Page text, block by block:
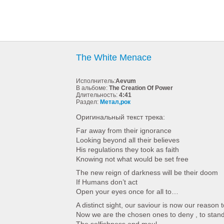
The White Menace
Исполнитель:Aevum
В альбоме: The Creation Of Power
Длительность: 4:41
Раздел: Метал,рок
Оригинальный текст трека:
Far away from their ignorance
Looking beyond all their believes
His regulations they took as faith
Knowing not what would be set free
The new reign of darkness will be their doom
If Humans don’t act
Open your eyes once for all to…
A distinct sight, our saviour is now our reason
Now we are the chosen ones to deny , to